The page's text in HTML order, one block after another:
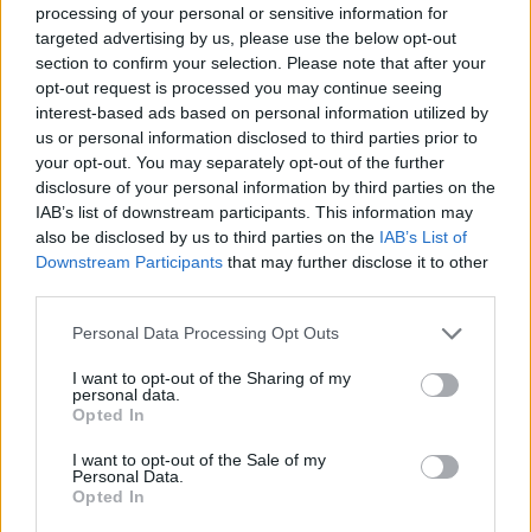
processing of your personal or sensitive information for
targeted advertising by us, please use the below opt-out
section to confirm your selection. Please note that after your
opt-out request is processed you may continue seeing
interest-based ads based on personal information utilized by
us or personal information disclosed to third parties prior to
your opt-out. You may separately opt-out of the further
disclosure of your personal information by third parties on the
IAB’s list of downstream participants. This information may
also be disclosed by us to third parties on the IAB’s List of
Downstream Participants that may further disclose it to other
Please note that this website/app uses one or more Google
not limited to your visit or usage behaviour. You may click to
grant or deny consent to Google and its third-party tags to
use your data for below specified purposes in below Google
consent section.
Personal Data Processing Opt Outs
I want to opt-out of the Sharing of my
personal data.
Opted In
I want to opt-out of the Sale of my
Personal Data.
Opted In
Időközi polgármester-választást tartanak a Tolna megyei
Gyulajon, ahol október 13-án szavazategyenlőség miatt nem
sikerült polgármestert választani.
A korábbi polgármester nyerte az időközi választást
Gyulajon
2020.01.20
Aktuális